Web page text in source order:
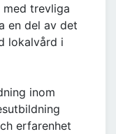
trevliga
en del av det
lokalvård i
inom
erfarenhet